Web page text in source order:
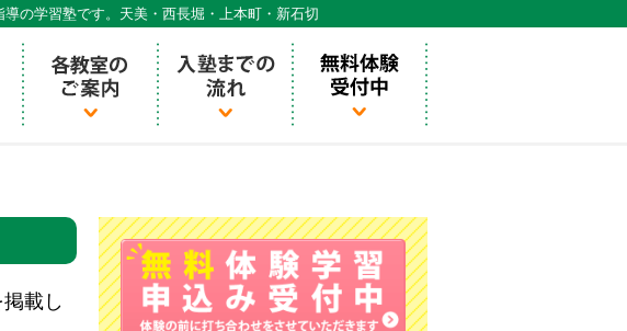
の学習塾です。天美・西長堀・上本町・新石切
載し